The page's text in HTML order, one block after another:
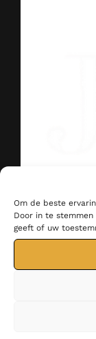
Om de beste
Door in te stemmen
geeft of uw